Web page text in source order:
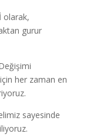
olarak,
gurur
her zaman en
sayesinde